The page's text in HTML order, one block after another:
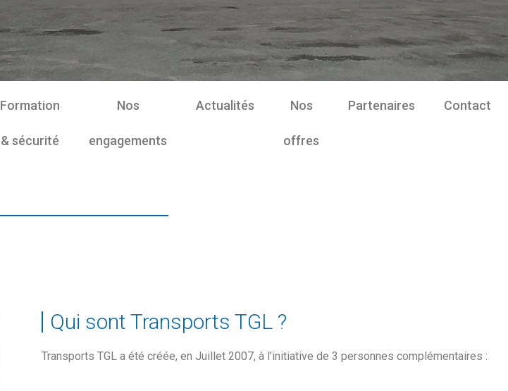
Formation
& sécurité
Nos
engagements
Actualités Nos
offres
Partenaires Contact
Qui sont Transports TGL ?
Transports TGL a été créée, en Juillet 2007, à l’initiative de 3 personnes complémentaires :